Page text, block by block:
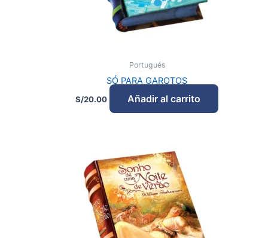
Portugués
SÓ PARA GAROTOS
S/20.00 Añadir al carrito